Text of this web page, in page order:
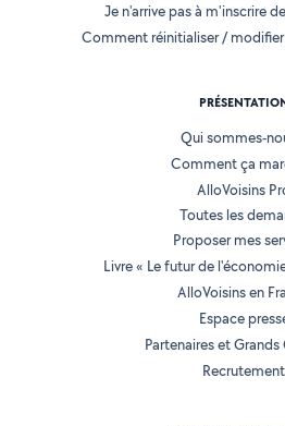
Je n'arrive pas à m'inscrire
Comment réinitialiser /
Qui sommes-
Comment ça
AlloVoisins
Toutes les
Proposer mes
Livre « Le futur de
AlloVoisins en
Espace
Partenaires et
Recrutement